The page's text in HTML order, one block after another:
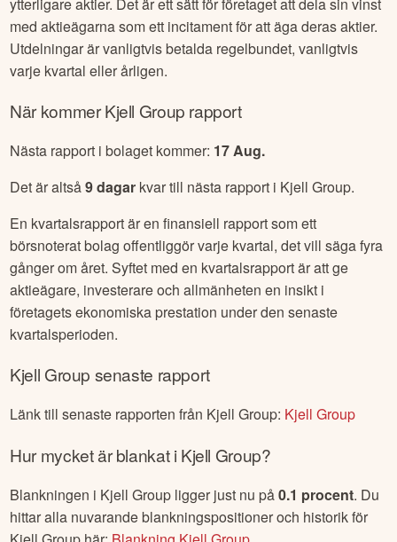
med aktieägarna som ett incitament för att äga deras aktier.
Utdelningar är vanligtvis betalda regelbundet, vanligtvis
varje kvartal eller årligen.
När kommerKjell Group rapport
Nästa rapport i bolaget kommer: 17 Aug.
Det är altså9dagar kvar till nästa rapport i Kjell Group.
En kvartalsrapport är en finansiell rapport som ett
börsnoterat bolag offentliggör varje kvartal, det vill säga fyra
gånger om året. Syftet med en kvartalsrapport är att ge
aktieägare, investerare och allmänheten en insikt i
företagets ekonomiska prestation under den senaste
kvartalsperioden.
Kjell Group senaste rapport
Länk till senaste rapporten från Kjell Group: Kjell Group
Hur mycket är blankat iKjell Group?
Blankningen i Kjell Group ligger just nu på0.1 procent. Du
hittar alla nuvarande blankningspositioner och historik för